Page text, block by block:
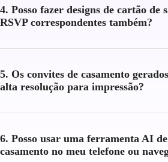
4. Posso fazer designs de cartão de
RSVP correspondentes também?
5. Os convites de casamento
alta resolução para impressão?
6. Posso usar uma ferramenta AI
casamento no meu telefone ou